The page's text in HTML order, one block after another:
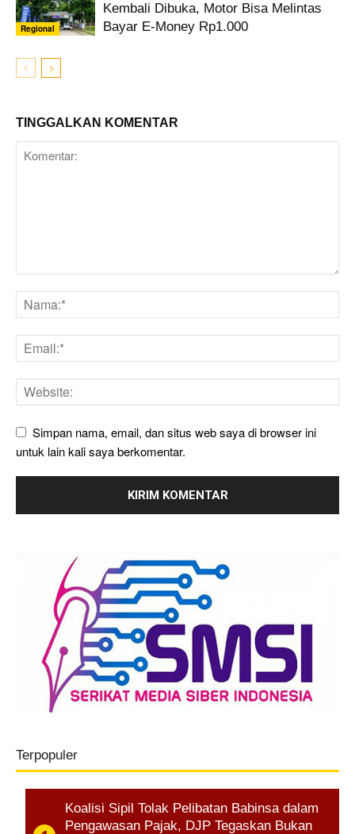
Regional
Kembali Dibuka, Motor Bisa Melintas
Bayar E-Money Rp1.000
TINGGALKAN KOMENTAR
Simpan nama, email, dan situs web saya di browser ini
untuk lain kali saya berkomentar.
Terpopuler
Koalisi Sipil Tolak Pelibatan Babinsa dalam
Pengawasan Pajak, DJP Tegaskan Bukan